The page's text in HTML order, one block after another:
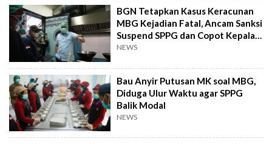
BGN Tetapkan Kasus Keracunan
MBG Kejadian Fatal, Ancam Sanksi
Suspend SPPG dan Copot Kepala
Dapur
NEWS
Bau Anyir Putusan MK soal MBG,
Diduga Ulur Waktu agar SPPG
Balik Modal
NEWS